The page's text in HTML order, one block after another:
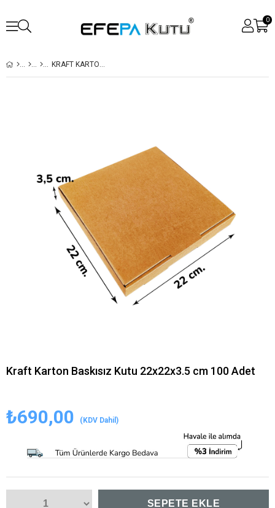
0
KRAFT KARTON BASKISIZ KUTU 22X22X3.5 CM 100 ADET
Kraft Karton Baskısız Kutu 22x22x3.5 cm 100 Adet
₺690,00 (KDV Dahil)